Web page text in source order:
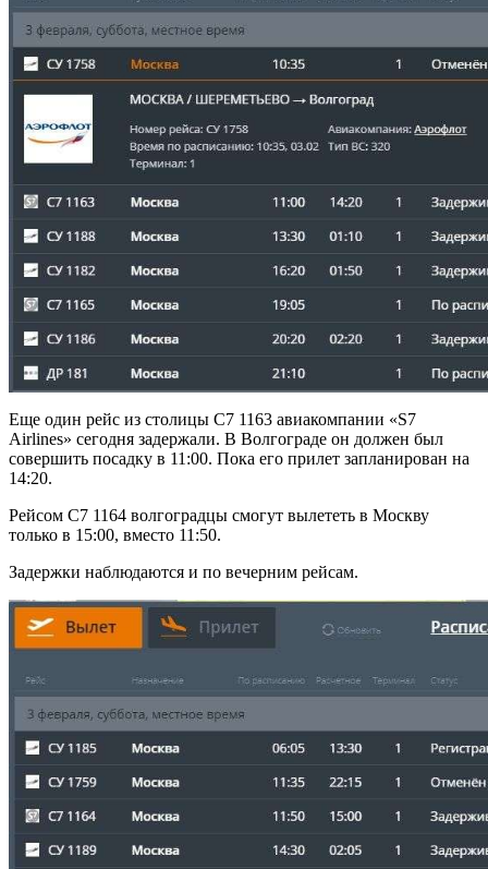
Еще один рейс из столицы С7 1163 авиакомпании «S7
Airlines» сегодня задержали. В Волгограде он должен был
совершить посадку в 11:00. Пока его прилет запланирован на
14:20.
Рейсом С7 1164 волгоградцы смогут вылететь в Москву
только в 15:00, вместо 11:50.
Задержки наблюдаются и по вечерним рейсам.